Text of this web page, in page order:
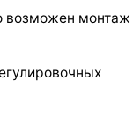
возможен монтаж